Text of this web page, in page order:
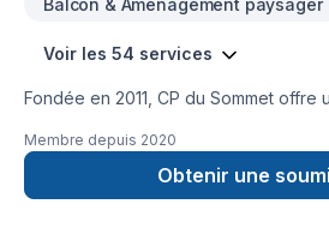
Balcon & Aménagement paysager
Voir les 54 services
Fondée en 2011, CP du Sommet offre
ainsi qu’en construction de maison
agis en tant qu’experts-conseils et
l’ensemble de vos projets intérieurs
Membre depuis 2020
Obtenir une